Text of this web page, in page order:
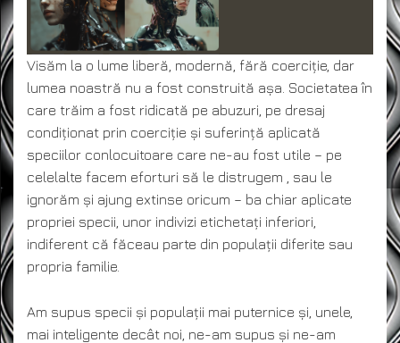
Visăm la o lume liberă, modernă, fără coerciție, dar
lumea noastră nu a fost construită așa. Societatea în
care trăim a fost ridicată pe abuzuri, pe dresaj
condiționat prin coerciție și suferință aplicată
speciilor conlocuitoare care ne-au fost utile – pe
celelalte facem eforturi să le distrugem , sau le
ignorăm și ajung extinse oricum – ba chiar aplicate
propriei specii, unor indivizi etichetați inferiori,
indiferent că făceau parte din populații diferite sau
propria familie.
Am supus specii și populații mai puternice și, unele,
mai inteligente decât noi, ne-am supus și ne-am